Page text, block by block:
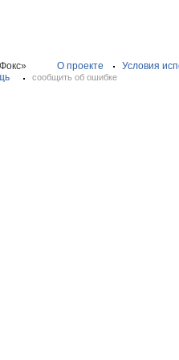
О проекте Условия
сообщить об ошибке